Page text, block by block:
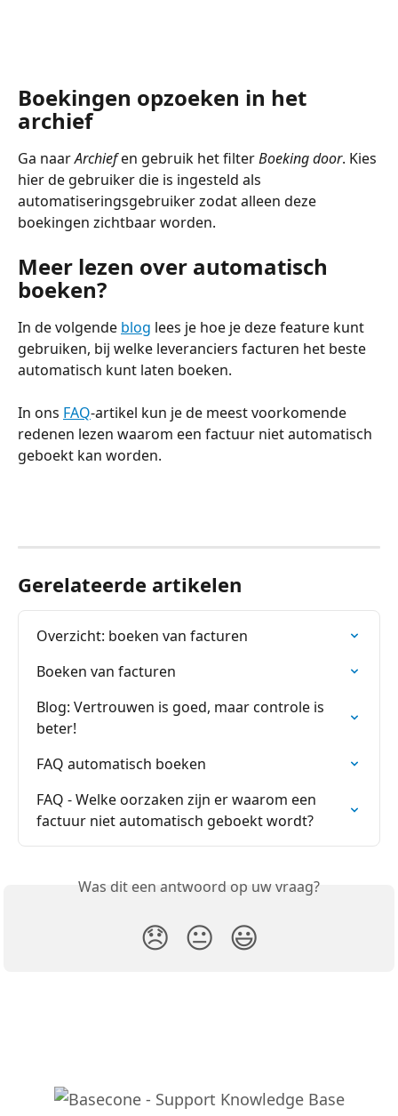
Boekingen opzoeken in het
archief
Ga naar Archief en gebruik het filter Boeking door. Kies
hier de gebruiker die is ingesteld als
automatiseringsgebruiker zodat alleen deze
boekingen zichtbaar worden.
Meer lezen over automatisch
boeken?
In de volgende blog lees je hoe je deze feature kunt
gebruiken, bij welke leveranciers facturen het beste
automatisch kunt laten boeken.
In ons FAQ-artikel kun je de meest voorkomende
redenen lezen waarom een factuur niet automatisch
geboekt kan worden.
Gerelateerde artikelen
Overzicht: boeken van facturen
Boeken van facturen
Blog: Vertrouwen is goed, maar controle is
beter!
FAQ automatisch boeken
FAQ - Welke oorzaken zijn er waarom een
factuur niet automatisch geboekt wordt?
Was dit een antwoord op uw vraag?
😞 😐 😃